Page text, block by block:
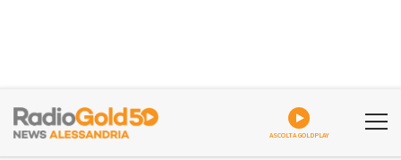
ASCOLTA GOLDPLAY